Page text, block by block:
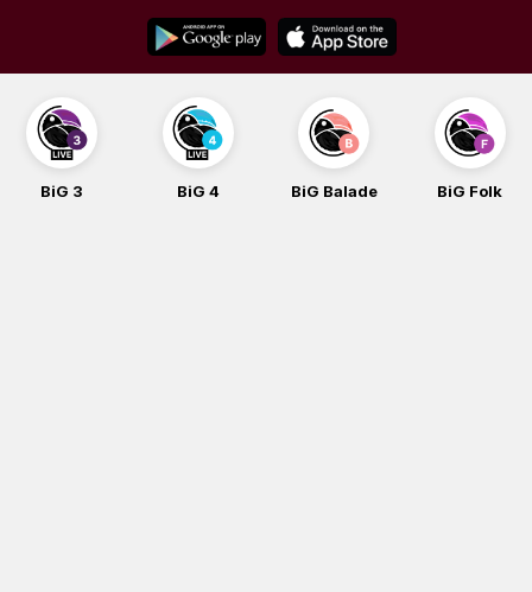
content
BiG 4 BiG Balade BiG Folk BiG iG